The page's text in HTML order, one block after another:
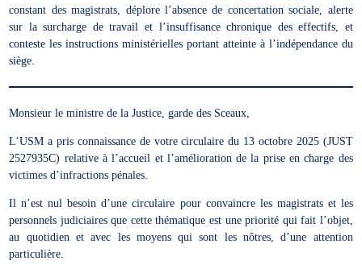
constant des magistrats, déplore l’absence de concertation sociale, alerte
sur la surcharge de travail et l’insuffisance chronique des effectifs, et
conteste les instructions ministérielles portant atteinte à l’indépendance du
siège.
Monsieur le ministre de la Justice, garde des Sceaux,
L’USM a pris connaissance de votre circulaire du 13 octobre 2025 (JUST
2527935C) relative à l’accueil et l’amélioration de la prise en charge des
victimes d’infractions pénales.
Il n’est nul besoin d’une circulaire pour convaincre les magistrats et les
personnels judiciaires que cette thématique est une priorité qui fait l’objet,
au quotidien et avec les moyens qui sont les nôtres, d’une attention
particulière.